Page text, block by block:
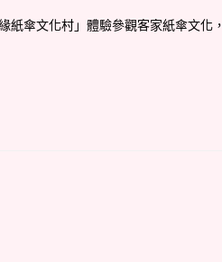
傘文化村」體驗參觀客家紙傘文化，